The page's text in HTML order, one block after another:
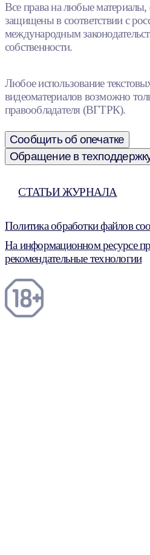
Все права на любые материалы,
защищены в соответствии с
международным
собственности.
Любое использование
видеоматериалов возможно
правообладателя (ВГТРК).
Сообщить об опечатке
Обращение в
СТАТЬИ ЖУРНАЛА
Политика обработки файлов
На информационном ресурсе
рекомендательные технологии